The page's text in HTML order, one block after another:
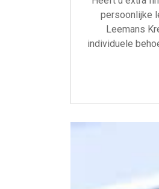
persoonlijke
Leemans
individuele